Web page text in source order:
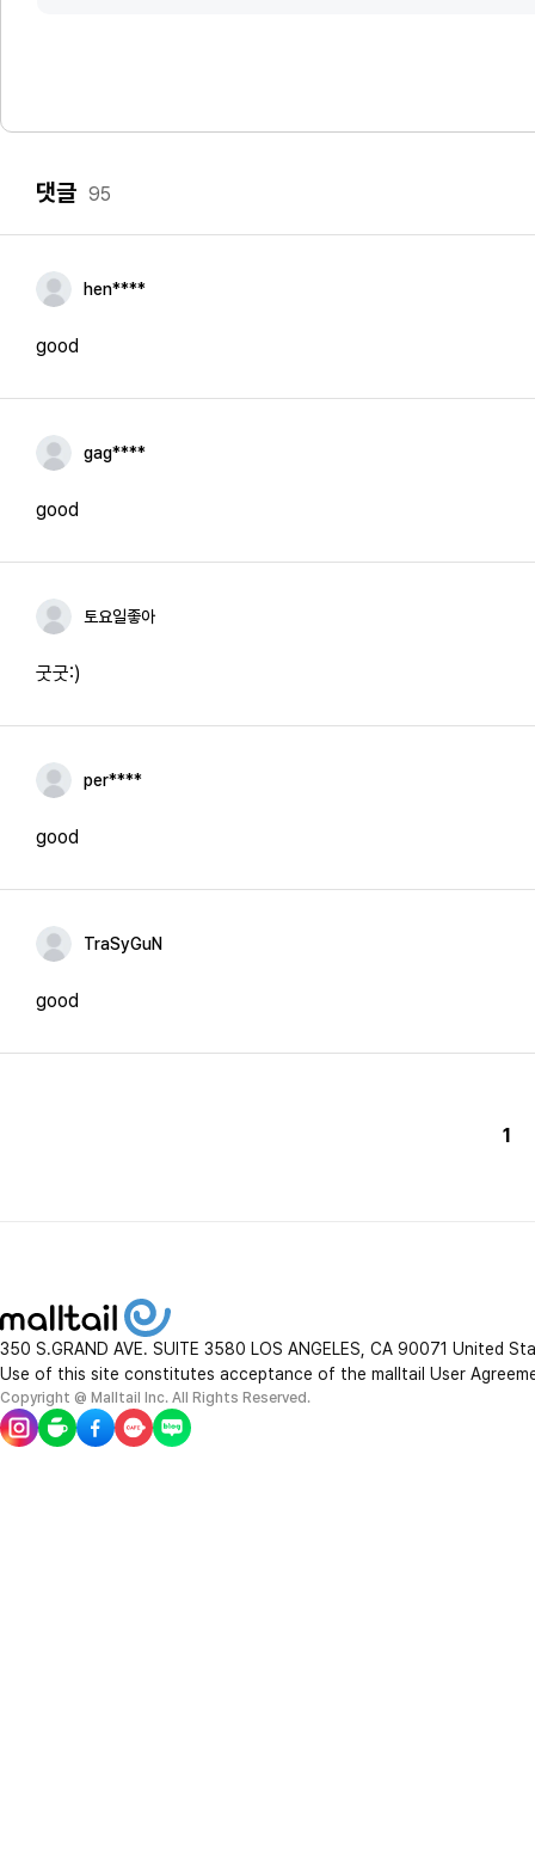
댓글 95
hen****
good
gag****
good
토요일좋아
굿굿:)
per****
good
TraSyGuN
good
1
350 S.GRAND AVE. SUITE 3580 LOS ANGELES, CA 90071 United
Use of this site constitutes acceptance of the malltail User
Copyright @ Malltail Inc. All Rights Reserved.